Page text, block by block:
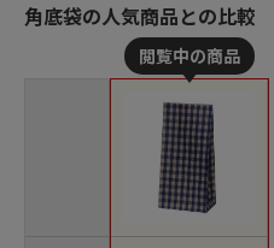
角底袋の人気商品との比較